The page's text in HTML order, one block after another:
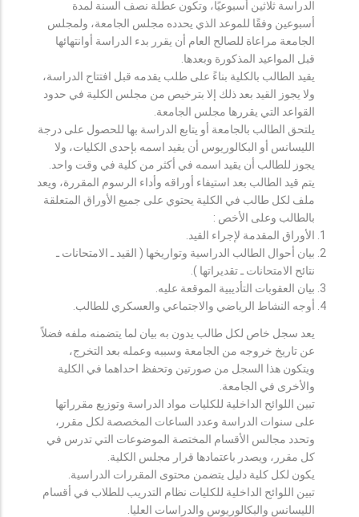
الدراسة ثلاثين أسبوعيًا، وتكون عطلة نصف السنة لمدة
أسبوعين وفقًا للموعد الذي يحدده مجلس الجامعة، ولمجلس
الجامعة مراعاة للصالح العام أن يقرر بدء الدراسة أوانتهائها
قبل المواعيد المذكورة وبعدها.
يقيد الطالب بالكلية بناءً على طلب يقدمه قبل افتتاح الدراسة،
ولا يجوز القيد بعد ذلك إلا بترخيص من مجلس الكلية في حدود
القواعد التي يقررها مجلس الجامعة.
يلتحق الطالب بالجامعة أو يتابع الدراسة بها للحصول على درجة
الليسانس أو البكالوريوس أن يقيد اسمه بإحدى الكليات، ولا
يجوز للطالب أن يقيد اسمه في أكثر من كلية في وقت واحد.
يتم قيد الطالب بعد استيفاء أوراقه وأداء الرسوم المقررة، ويعد
ملف لكل طالب في الكلية يحتوي على جميع الأوراق المتعلقة
بالطالب وعلى الأخص :
الأوراق المقدمة لإجراء القيد.
بيان أحوال الطالب الدراسية وتواريخها ( القيد ـ الامتحانات ـ
نتائح الامتحانات ـ تقديراتها ).
بيان العقوبات التأديبية الموقعة عليه.
أوجه النشاط الرياضي والاجتماعي والعسكري للطالب.
يعد سجل خاص لكل طالب يدون به بيان لما يتضمنه ملفه فضلاً
عن تاريخ خروجه من الجامعة وسببه وعمله بعد التخرج،
ويتكون هذا السجل من صورتين وتحفظ احداهما في الكلية
والأخرى في الجامعة.
تبين اللوائح الداخلية للكليات مواد الدراسة وتوزيع مقرراتها
على سنوات الدراسة وعدد الساعات المخصصة لكل مقرر،
وتحدد مجالس الأقسام المختصة الموضوعات التي تدرس في
كل مقرر، ويصدر باعتمادها قرار مجلس الكلية.
يكون لكل كلية دليل يتضمن محتوى المقررات الدراسية.
تبين اللوائح الداخلية للكليات نظام التدريب للطلاب في أقسام
الليسانس والبكالوريوس والدراسات العليا.